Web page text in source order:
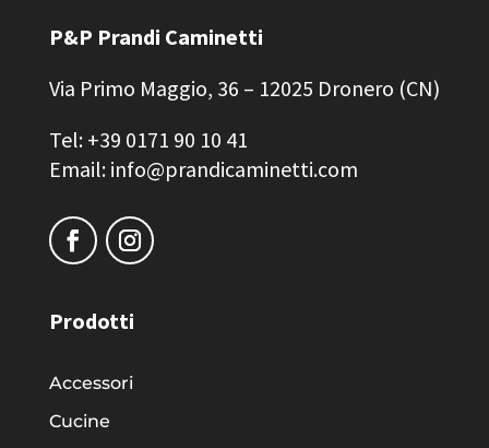
P&P Prandi Caminetti
Via Primo Maggio, 36 – 12025 Dronero (CN)
Tel: +39 0171 90 10 41
Email: info@prandicaminetti.com
Prodotti
Accessori
Cucine